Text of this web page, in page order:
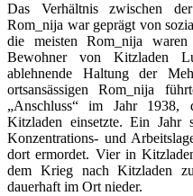
Das Verhältnis zwischen
Rom_nija war geprägt von
die meisten Rom_nija
Bewohner von Kitzladen
ablehnende Haltung der
ortsansässigen Rom_nija
„Anschluss“ im Jahr
Kitzladen einsetzte. Ein Jahr
Konzentrations- und
dort ermordet. Vier in
dem Krieg nach Kitzladen
dauerhaft im Ort nieder.